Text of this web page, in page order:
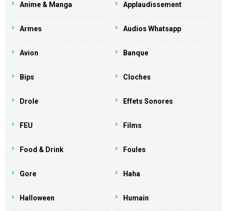
Anime & Manga Applaudissement
Armes Audios Whatsapp
Avion Banque
Bips Cloches
Drole Effets Sonores
FEU Films
Food & Drink Foules
Gore Haha
Halloween Humain